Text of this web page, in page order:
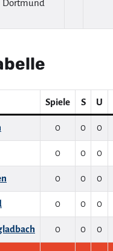
Spiele S U
0 0 0
0 0 0
0 0 0
0 0 0
0 0 0